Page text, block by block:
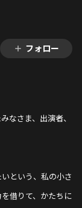
フォロー
なさま、出演者、
という、私の小さ
借りて、かたちに